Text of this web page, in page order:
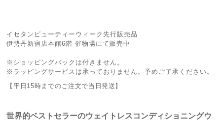
イセタンビューティーウィーク先行販売品
伊勢丹新宿店本館6階 催物場にて販売中
※ショッピングバックは付きません。
※ラッピングサービスは承っておりません。予めご了承ください。
【平日15時までのご注文で当日発送】
世界的ベストセラーのウェイトレスコンディショニングウ